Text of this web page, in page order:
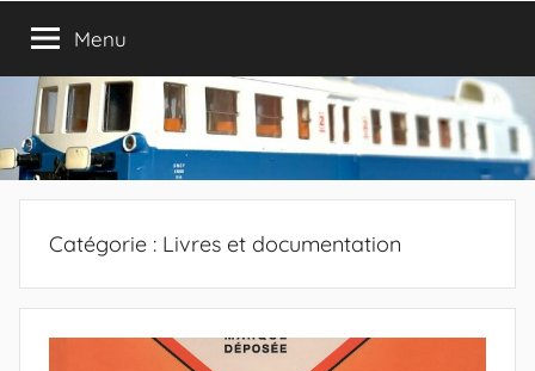
cookies
Menu
Catégorie : Livres et documentation